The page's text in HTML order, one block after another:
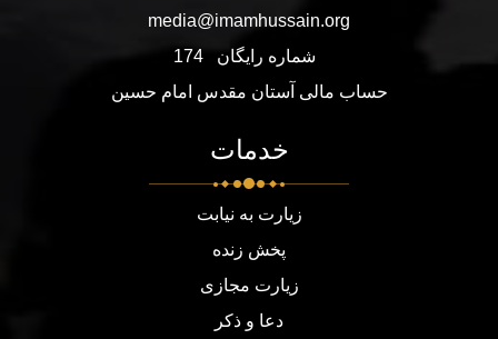
media@imamhussain.org
شماره رایگان
174
حساب مالی آستان مقدس امام حسین
خدمات
زیارت به نیابت
پخش زنده
زیارت مجازی
دعا و ذکر